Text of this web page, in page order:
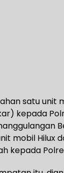
satu unit
kepada
mobil Hilux
kepada